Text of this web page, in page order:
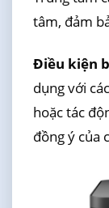
tâm, đảm
Điều kiện
dụng với
hoặc tác
đồng ý của